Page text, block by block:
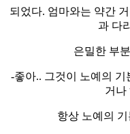
되었다. 엄마와는 약간
과 다
은밀한 부
-좋아.. 그것이 노예의
거나
항상 노예의